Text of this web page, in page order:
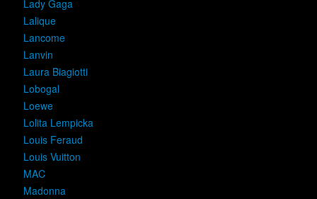
Lady Gaga
Lalique
Lancome
Lanvin
Laura Biagiotti
Lobogal
Loewe
Lolita Lempicka
Louis Feraud
Louis Vuitton
MAC
Madonna